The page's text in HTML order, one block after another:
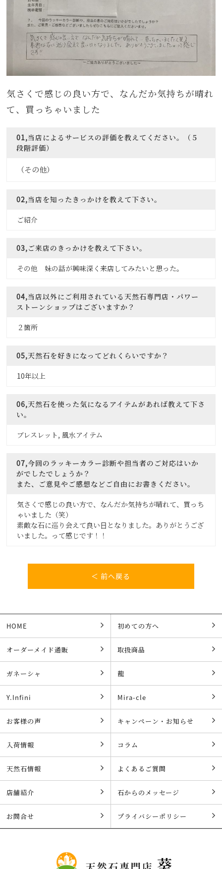
気さくで感じの良い方で、なんだか気持ちが晴れ
て、買っちゃいました
01,当店によるサービスの評価を教えてください。（５
段階評価）
（その他）
02,当店を知ったきっかけを教えて下さい。
ご紹介
03,ご来店のきっかけを教えて下さい。
その他 妹の話が興味深く来店してみたいと思った。
04,当店以外にご利用されている天然石専門店・パワー
ストーンショップはございますか？
２箇所
05,天然石を好きになってどれくらいですか？
10年以上
06,天然石を使った気になるアイテムがあれば教えて下さ
い。
ブレスレット, 風水アイテム
07,今回のラッキーカラー診断や担当者のご対応はいか
がでしたでしょうか？
また、ご意見やご感想などご自由にお書きください。
気さくで感じの良い方で、なんだか気持ちが晴れて、買っち
ゃいました（笑）
素敵な石に巡り会えて良い日となりました。ありがとうござ
いました。って感じです！！
＜ 前へ戻る
HOME 初めての方へ
オーダーメイド通販 取扱商品
ガネーシャ 龍
Y.Infini Mira-cle
お客様の声 キャンペーン・お知らせ
入荷情報 コラム
天然石情報 よくあるご質問
店舗紹介 石からのメッセージ
お問合せ プライバシーポリシー